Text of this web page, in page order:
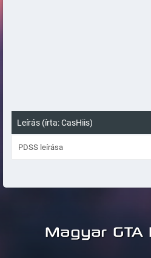
Leírás (írta: CasHiis)
PDSS leírása
Magyar GTA